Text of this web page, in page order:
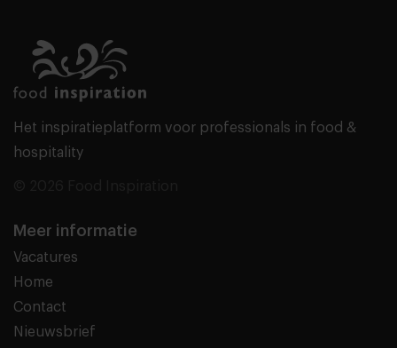
Het inspiratieplatform voor professionals in food &
hospitality
Meer informatie
Vacatures
Home
Contact
Nieuwsbrief